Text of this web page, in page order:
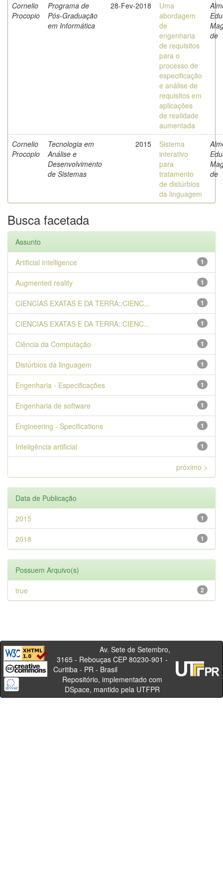
Cornelio
Procopio
Programa de
Pós-Graduação
em Informática
28-Fev-2018
Uma
abordagem
de
engenharia
de requisitos
para o
processo de
especificação
e análise de
requisitos em
aplicações
de realidade
aumentada
de
Cornelio
Procopio
Tecnologia em
Análise e
Desenvolvimento
de Sistemas
2015
Sistema
interativo
para
tratamento
de distúrbios
da linguagem
de
Busca facetada
Assunto
1
Artificial intelligence
1
Augmented reality
1
CIENCIAS EXATAS E DA TERRA::CIENC...
1
CIENCIAS EXATAS E DA TERRA::CIENC...
1
Ciência da Computação
1
Distúrbios da linguagem
1
Engenharia - Especificações
1
Engenharia de software
1
Engineering - Specifications
1
Inteligência artificial
próximo >
Data de Publicação
1
2015
1
2018
Possuem Arquivo(s)
2
true
Av. Sete de Setembro,
3165 - Rebouças CEP 80230-901 -
Curitiba - PR - Brasil
Repositório, implementado com
DSpace, mantido pela UTFPR